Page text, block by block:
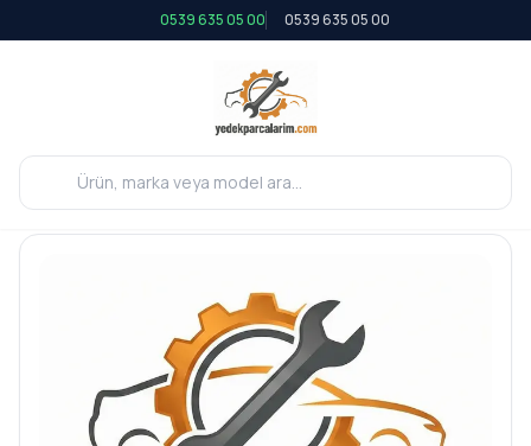
0539 635 05 00 0539 635 05 00